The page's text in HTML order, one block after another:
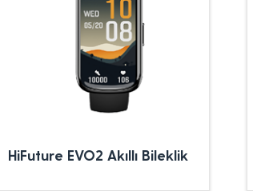
HiFuture EVO2 Akıllı Bileklik